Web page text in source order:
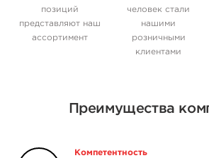
позиций
представляют наш
ассортимент
человек стали
нашими
розничными
клиентами
Преимущества
Компетентность